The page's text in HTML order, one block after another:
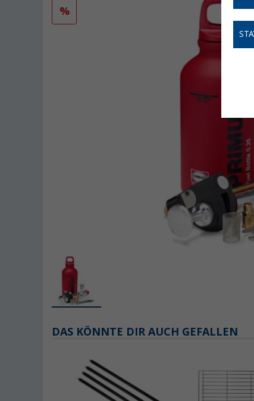
%
DAS KÖNNTE DIR AUCH GEFALLEN